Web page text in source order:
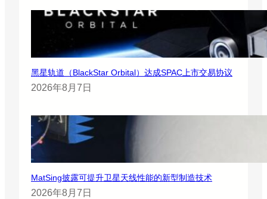
黑星轨道（BlackStar Orbital）达成SPAC上市交易协议
2026年8月7日
MatSing披露可提升卫星天线性能的新型制造技术
2026年8月7日